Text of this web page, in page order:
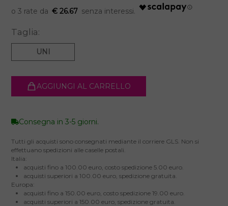
€ 26.67
Taglia:
UNI
AGGIUNGI AL CARRELLO
Consegna in 3-5 giorni.
Tutti gli acquisti sono consegnati mediante il corriere GLS. Non si
effettuano spedizioni alle caselle postali.
Italia:
acquisti fino a 100.00 euro, costo spedizione 5.00 euro.
acquisti superiori a 100.00 euro, spedizione gratuita.
Europa:
acquisti fino a 150.00 euro, costo spedizione 19.00 euro.
acquisti superiori a 150.00 euro, spedizione gratuita.